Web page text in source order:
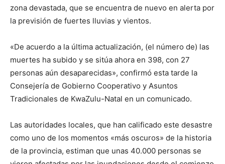
zona devastada, que se encuentra de nuevo en alerta por
la previsión de fuertes lluvias y vientos.
«De acuerdo a la última actualización, (el número de) las
muertes ha subido y se sitúa ahora en 398, con 27
personas aún desaparecidas», confirmó esta tarde la
Consejería de Gobierno Cooperativo y Asuntos
Tradicionales de KwaZulu-Natal en un comunicado.
Las autoridades locales, que han calificado este desastre
como uno de los momentos «más oscuros» de la historia
de la provincia, estiman que unas 40.000 personas se